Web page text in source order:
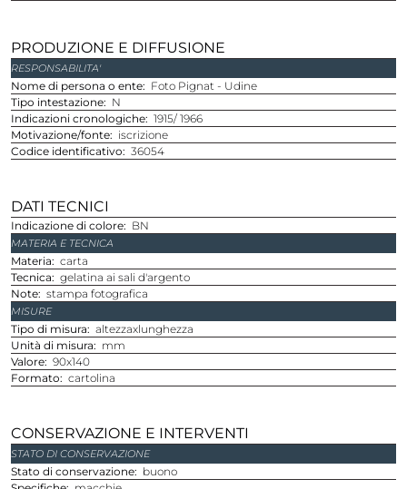
PRODUZIONE E DIFFUSIONE
RESPONSABILITA'
Nome di persona o ente
Foto Pignat - Udine
Tipo intestazione
N
Indicazioni cronologiche 1915/ 1966
Motivazione/fonte
iscrizione
Codice identificativo
36054
DATI TECNICI
Indicazione di colore BN
MATERIA E TECNICA
Materia
carta
Tecnica
gelatina ai sali d'argento
Note stampa fotografica
MISURE
Tipo di misura
altezzaxlunghezza
Unità di misura
mm
Valore 90x140
Formato
cartolina
CONSERVAZIONE E INTERVENTI
STATO DI CONSERVAZIONE
Stato di conservazione
buono